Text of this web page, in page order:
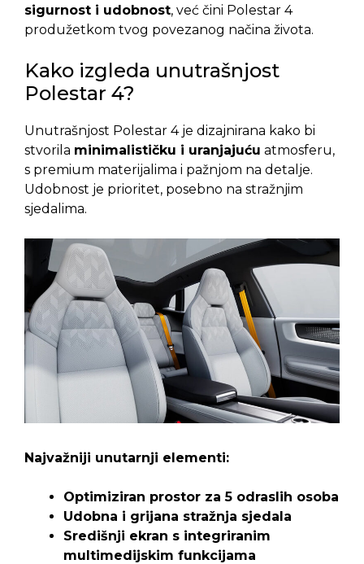
sigurnost i udobnost, već čini Polestar 4
produžetkom tvog povezanog načina života.
Kako izgleda unutrašnjost
Polestar 4?
Unutrašnjost Polestar 4 je dizajnirana kako bi
stvorila minimalističku i uranjajuću atmosferu,
s premium materijalima i pažnjom na detalje.
Udobnost je prioritet, posebno na stražnjim
sjedalima.
Najvažniji unutarnji elementi:
Optimiziran prostor za 5 odraslih osoba
Udobna i grijana stražnja sjedala
Središnji ekran s integriranim
multimedijskim funkcijama